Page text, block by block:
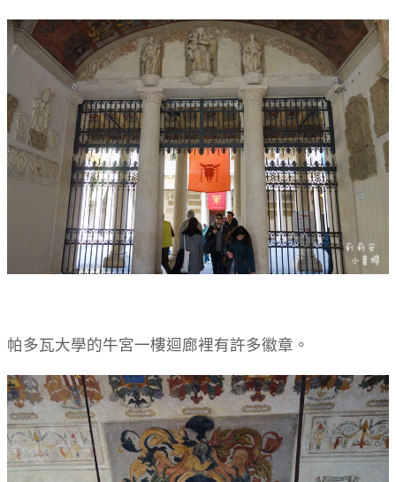
帕多瓦大學的牛宮一樓迴廊裡有許多徽章。